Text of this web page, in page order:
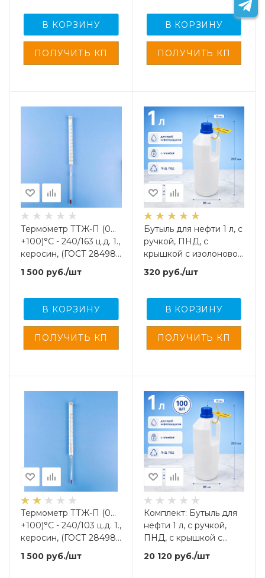
основанием
В КОРЗИНУ В КОРЗИНУ
Термометр ТТЖ-П (0…
+100)°С - 240/163 ц.д. 1.,
керосин, (ГОСТ 28498-
1 500 руб./шт
В КОРЗИНУ
Бутыль для нефти 1 л, с
ручкой, ПНД, с
крышкой с изолоновой
прокладкой и кпв, с
пломбой, 1 шт
320руб./шт
В КОРЗИНУ
Термометр ТТЖ-П (0…
+100)°С - 240/103 ц.д. 1.,
керосин, (ГОСТ 28498-
1 500 руб./шт
Комплект: Бутыль для
нефти 1 л, с ручкой,
ПНД, с крышкой с
изолоновой
прокладкой и кпв, с
20 120руб./шт